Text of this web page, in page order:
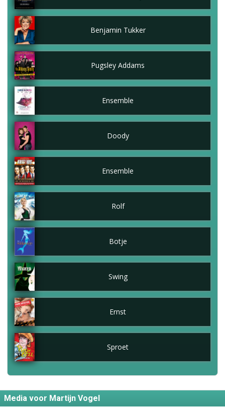
Benjamin Tukker
Pugsley Addams
Ensemble
Doody
Ensemble
Rolf
Botje
Swing
Ernst
Sproet
Media voor Martijn Vogel